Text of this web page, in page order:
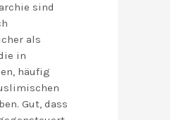
sind
als
in
häufig
Gut, dass